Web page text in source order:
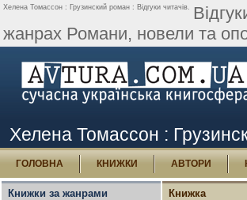
Хелена Томассон : Грузинский роман : Відгуки читачів.
жанрах Романи, новели та
Хелена Томассон :
ГОЛОВНА КНИЖКИ АВТОРИ
Книжки за жанрами Книжка